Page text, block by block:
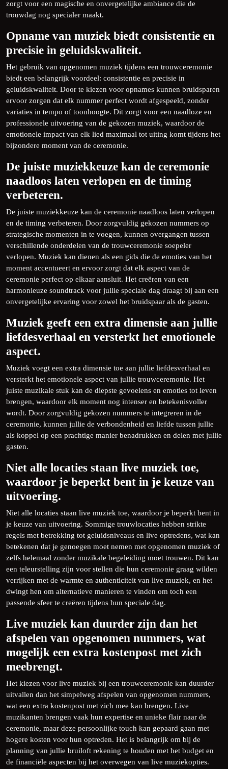
zorgt voor een magische en onvergetelijke ambiance die de
trouwdag nog specialer maakt.
Opname van muziek biedt consistentie en
precisie in geluidskwaliteit.
Het gebruik van opgenomen muziek tijdens een trouwceremonie
biedt een belangrijk voordeel: consistentie en precisie in
geluidskwaliteit. Door te kiezen voor opnames kunnen bruidsparen
ervoor zorgen dat elk nummer perfect wordt afgespeeld, zonder
variaties in tempo of toonhoogte. Dit zorgt voor een naadloze en
professionele uitvoering van de gekozen muziek, waardoor de
emotionele impact van elk lied maximaal tot uiting komt tijdens het
bijzondere moment van de ceremonie.
De juiste muziekkeuze kan de ceremonie
naadloos laten verlopen en de timing
verbeteren.
De juiste muziekkeuze kan de ceremonie naadloos laten verlopen
en de timing verbeteren. Door zorgvuldig gekozen nummers op
strategische momenten in te voegen, kunnen overgangen tussen
verschillende onderdelen van de trouwceremonie soepeler
verlopen. Muziek kan dienen als een gids die de emoties van het
moment accentueert en ervoor zorgt dat elk aspect van de
ceremonie perfect op elkaar aansluit. Het creëren van een
harmonieuze soundtrack voor jullie speciale dag draagt bij aan een
onvergetelijke ervaring voor zowel het bruidspaar als de gasten.
Muziek geeft een extra dimensie aan jullie
liefdesverhaal en versterkt het emotionele
aspect.
Muziek voegt een extra dimensie toe aan jullie liefdesverhaal en
versterkt het emotionele aspect van jullie trouwceremonie. Het
juiste muzikale stuk kan de diepste gevoelens en emoties tot leven
brengen, waardoor elk moment nog intenser en betekenisvoller
wordt. Door zorgvuldig gekozen nummers te integreren in de
ceremonie, kunnen jullie de verbondenheid en liefde tussen jullie
als koppel op een prachtige manier benadrukken en delen met jullie
gasten.
Niet alle locaties staan live muziek toe,
waardoor je beperkt bent in je keuze van
uitvoering.
Niet alle locaties staan live muziek toe, waardoor je beperkt bent in
je keuze van uitvoering. Sommige trouwlocaties hebben strikte
regels met betrekking tot geluidsniveaus en live optredens, wat kan
betekenen dat je genoegen moet nemen met opgenomen muziek of
zelfs helemaal zonder muzikale begeleiding moet trouwen. Dit kan
een teleurstelling zijn voor stellen die hun ceremonie graag wilden
verrijken met de warmte en authenticiteit van live muziek, en het
dwingt hen om alternatieve manieren te vinden om toch een
passende sfeer te creëren tijdens hun speciale dag.
Live muziek kan duurder zijn dan het
afspelen van opgenomen nummers, wat
mogelijk een extra kostenpost met zich
meebrengt.
Het kiezen voor live muziek bij een trouwceremonie kan duurder
uitvallen dan het simpelweg afspelen van opgenomen nummers,
wat een extra kostenpost met zich mee kan brengen. Live
muzikanten brengen vaak hun expertise en unieke flair naar de
ceremonie, maar deze persoonlijke touch kan gepaard gaan met
hogere kosten voor hun optreden. Het is belangrijk om bij de
planning van jullie bruiloft rekening te houden met het budget en
de financiële aspecten bij het overwegen van live muziekopties.